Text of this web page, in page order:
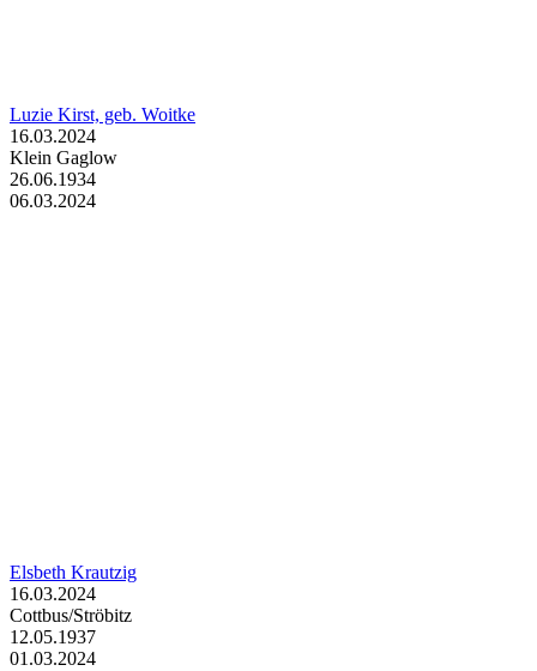
Luzie Kirst, geb. Woitke
16.03.2024
Klein Gaglow
26.06.1934
06.03.2024
Elsbeth Krautzig
16.03.2024
Cottbus/Ströbitz
12.05.1937
01.03.2024